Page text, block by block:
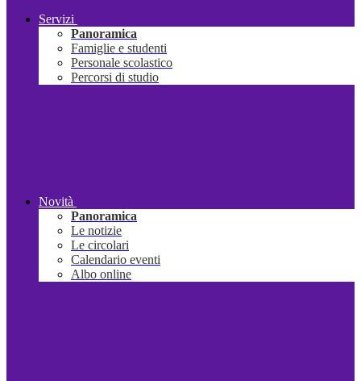
Servizi
Panoramica
Famiglie e studenti
Personale scolastico
Percorsi di studio
Novità
Panoramica
Le notizie
Le circolari
Calendario eventi
Albo online